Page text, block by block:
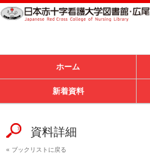
ホーム
新着資料
資料詳細
ブックリストに戻る